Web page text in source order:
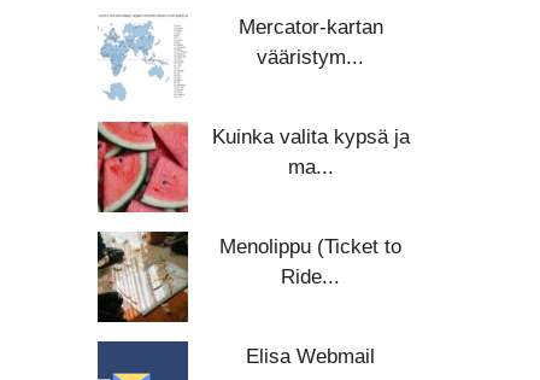
Mercator-kartan
vääristym...
Kuinka valita kypsä ja
ma...
Menolippu (Ticket to
Ride...
Elisa Webmail